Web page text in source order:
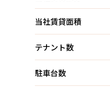
当社賃貸面積
テナント数
駐車台数